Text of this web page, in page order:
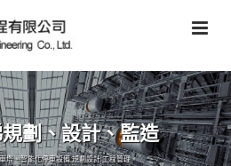
劃、設計、監造
塔、智能化停車設備,規劃設計,工程管理。